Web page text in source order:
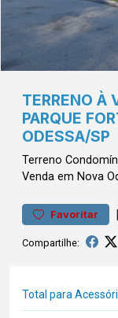
TERRENO À
PARQUE
ODESSA/SP
Terreno
Venda em Nova
Favoritar |
Compartilhe:
Total para